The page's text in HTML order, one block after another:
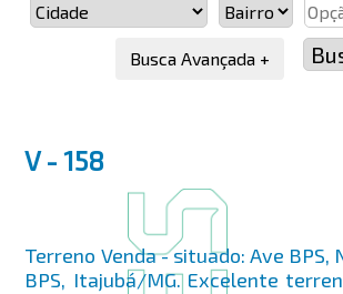
Busca Avançada +
V - 158
Terreno Venda - situado: Ave BPS,
BPS, Itajubá/MG. Excelente